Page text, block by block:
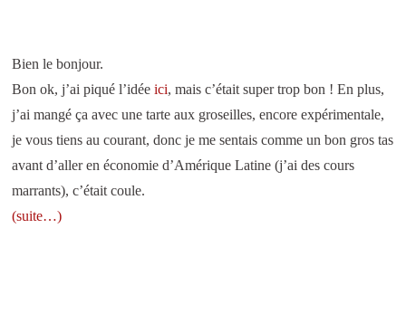
Bien le bonjour.
Bon ok, j’ai piqué l’idéeici, mais c’était super trop bon ! En plus,
j’ai mangé ça avec une tarte aux groseilles, encore expérimentale,
je vous tiens au courant, donc je me sentais comme un bon gros tas
avant d’aller en économie d’Amérique Latine (j’ai des cours
marrants), c’était coule.
(suite…)